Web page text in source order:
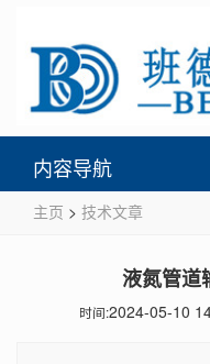
内容导航
主页 > 技术文章
液氮管道
时间:2024-05-10